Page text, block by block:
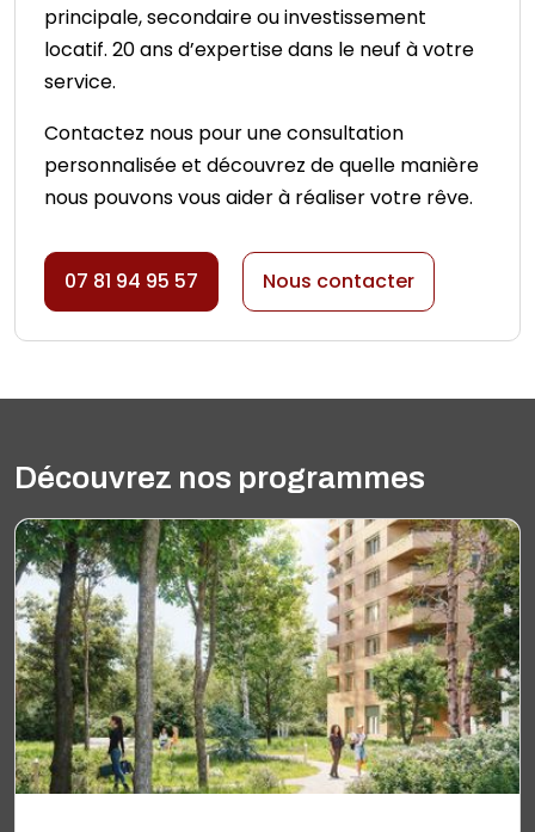
principale, secondaire ou investissement
locatif. 20 ans d’expertise dans le neuf à votre
service.
Contactez nous pour une consultation
personnalisée et découvrez de quelle manière
nous pouvons vous aider à réaliser votre rêve.
07 81 94 95 57 Nous contacter
Découvrez nos programmes